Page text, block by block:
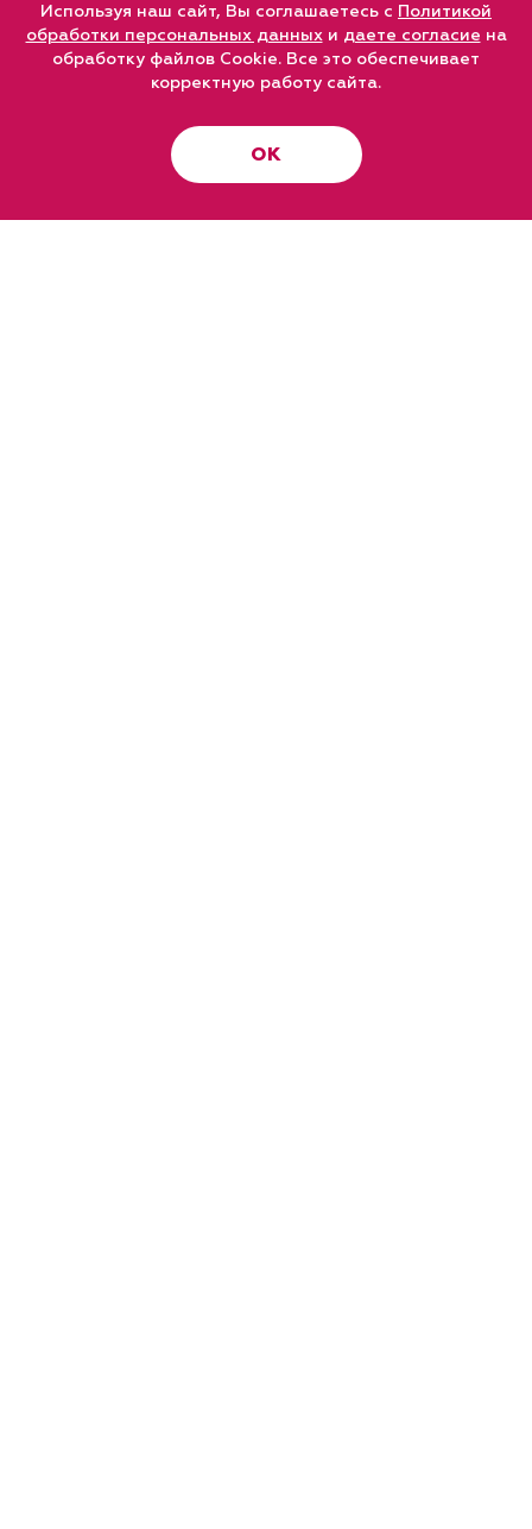
Используя наш сайт, Вы соглашаетесь с Политикой
обработки персональных данныхи даете согласие на
обработку файлов Cookie. Все это обеспечивает
корректную работу сайта.
ОК